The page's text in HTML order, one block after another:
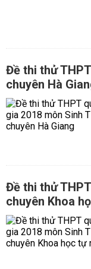
Đề thi thử
chuyên Hà
Đề thi thử
chuyên Khoa